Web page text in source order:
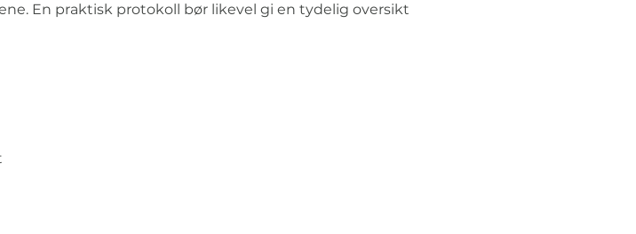
En praktisk protokoll bør likevel gi en tydelig oversikt